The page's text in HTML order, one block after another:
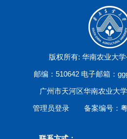
版权所有: 华南农业大
邮编：510642 电子邮箱：
广州市天河区华南农业大
管理员登录 备案编号：